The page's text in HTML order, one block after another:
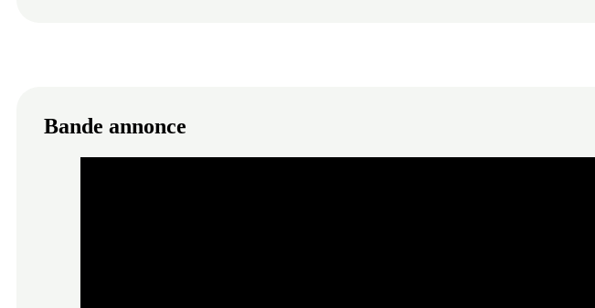
Bande annonce